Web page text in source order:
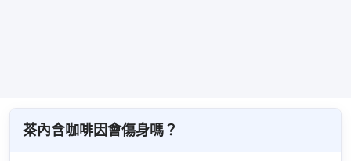
茶內含咖啡因會傷身嗎？